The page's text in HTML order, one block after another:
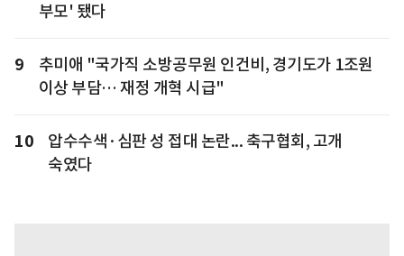
부모' 됐다
9
추미애 "국가직 소방공무원 인건비, 경기도가 1조원
이상 부담… 재정 개혁 시급"
10
압수수색·심판 성 접대 논란... 축구협회, 고개
숙였다